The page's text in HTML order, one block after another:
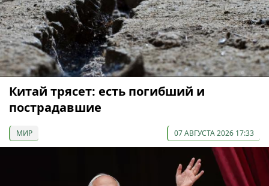
Китай трясет: есть погибший и
пострадавшие
МИР 07 АВГУСТА 2026 17:33